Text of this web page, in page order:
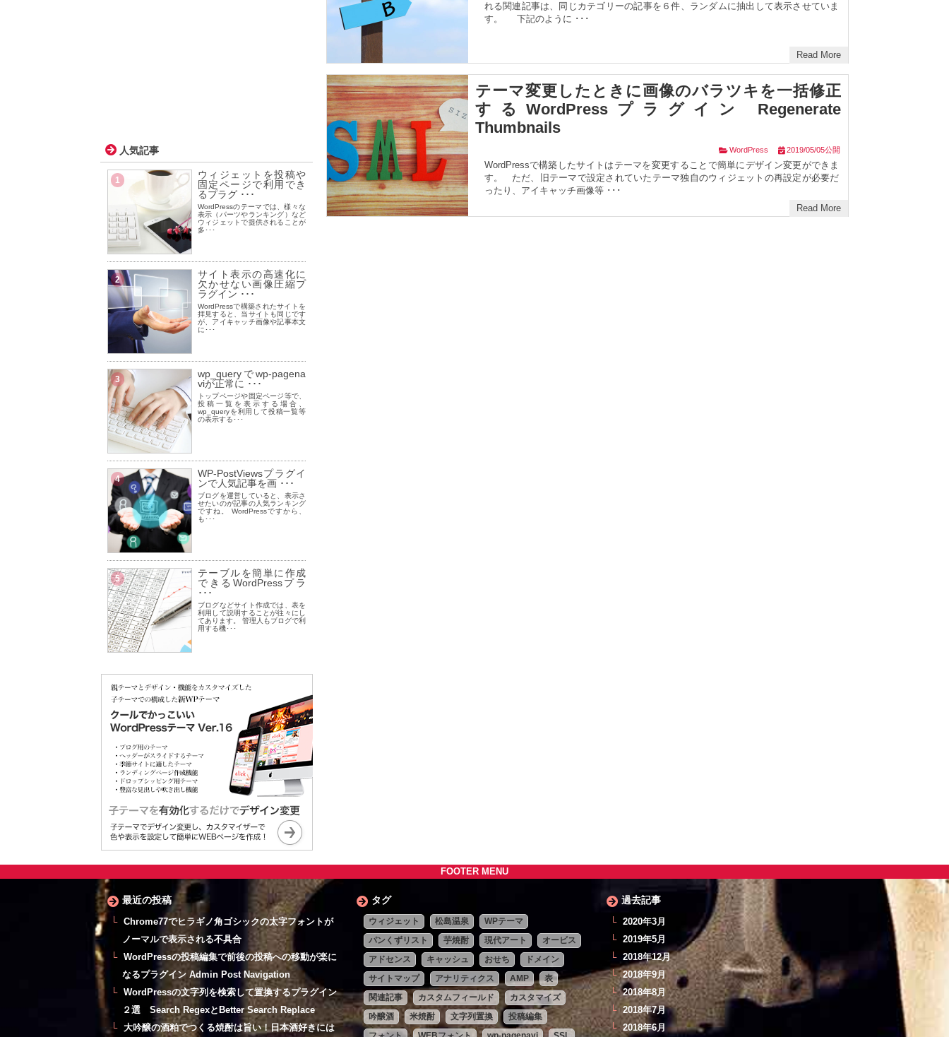
れる関連記事は、同じカテゴリーの記事を６件、ランダムに抽出して表示させていま
す。 下記のように ･･･
Read More
テーマ変更したときに画像のバラツキを一括修正
するWordPressプラグイン Regenerate
Thumbnails
WordPress 2019/05/05公開
WordPressで構築したサイトはテーマを変更することで簡単にデザイン変更ができま
す。 ただ、旧テーマで設定されていたテーマ独自のウィジェットの再設定が必要だ
ったり、アイキャッチ画像等 ･･･
Read More
人気記事
1
ウィジェットを投稿や
固定ページで利用でき
るプラグ ･･･
WordPressのテーマでは、様々な
表示（パーツやランキング）など
ウィジェットで提供されることが
多･･･
2
サイト表示の高速化に
欠かせない画像圧縮プ
ラグイン ･･･
WordPressで構築されたサイトを
拝見すると、当サイトも同じです
が、アイキャッチ画像や記事本文
に･･･
3
wp_queryでwp-pagena
viが正常に ･･･
トップページや固定ページ等で、
投稿一覧を表示する場合、
wp_queryを利用して投稿一覧等
の表示する･･･
4
WP-PostViewsプラグイ
ンで人気記事を画 ･･･
ブログを運営していると、表示さ
せたいのが記事の人気ランキング
ですね。 WordPressですから、
も･･･
5
テーブルを簡単に作成
できるWordPressプラ
･･･
ブログなどサイト作成では、表を
利用して説明することが往々にし
てあります。 管理人もブログで利
用する機･･･
FOOTER MENU
最近の投稿
Chrome77でヒラギノ角ゴシックの太字フォントが
ノーマルで表示される不具合
WordPressの投稿編集で前後の投稿への移動が楽に
なるプラグイン Admin Post Navigation
WordPressの文字列を検索して置換するプラグイン
２選 Search RegexとBetter Search Replace
大吟醸の酒粕でつくる焼酎は旨い！日本酒好きには
タグ
ウィジェット 松島温泉
WPテーマ
パンくずリスト
芋焼酎 現代アート
オービス
アドセンス
キャッシュ おせち
ドメイン
サイトマップ
アナリティクス AMP
表
関連記事
カスタムフィールド
カスタマイズ
吟醸酒
米焼酎 文字列置換
投稿編集
過去記事
2020年3月
2019年5月
2018年12月
2018年9月
2018年8月
2018年7月
2018年6月